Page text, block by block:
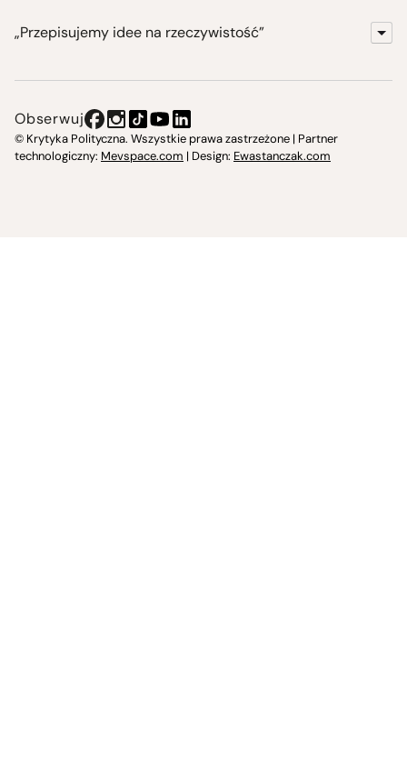
„Przepisujemy idee na rzeczywistość”
Instytut Krytyki Politycznej
Obserwuj
© Krytyka Polityczna. Wszystkie prawa zastrzeżone | Partner
technologiczny: Mevspace.com | Design: Ewastanczak.com